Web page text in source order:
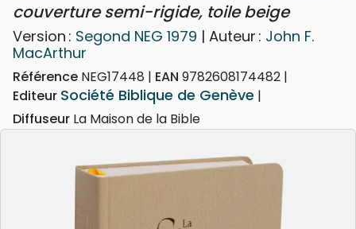
couverture semi-rigide, toile beige
Version : Segond NEG 1979 | Auteur : John F.
MacArthur
Référence NEG17448 EAN 9782608174482
Editeur Société Biblique de Genève
Diffuseur La Maison de la Bible